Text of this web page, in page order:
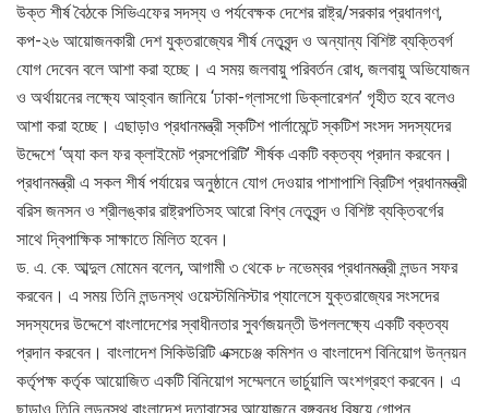
উক্ত শীর্ষ বৈঠকে সিভিএফের সদস্য ও পর্যবেক্ষক দেশের রাষ্ট্র/সরকার প্রধানগণ,
কপ-২৬ আয়োজনকারী দেশ যুক্তরাজ্যের শীর্ষ নেতৃবৃন্দ ও অন্যান্য বিশিষ্ট ব্যক্তিবর্গ
যোগ দেবেন বলে আশা করা হচ্ছে। এ সময় জলবায়ু পরিবর্তন রোধ, জলবায়ু অভিযোজন
ও অর্থায়নের লক্ষ্যে আহ্বান জানিয়ে ‘ঢাকা-গ্লাসগো ডিক্লারেশন’ গৃহীত হবে বলেও
আশা করা হচ্ছে। এছাড়াও প্রধানমন্ত্রী স্কটিশ পার্লামেন্টে স্কটিশ সংসদ সদস্যদের
উদ্দেশে ‘অ্যা কল ফর ক্লাইমেট প্রসপেরিটি’ শীর্ষক একটি বক্তব্য প্রদান করবেন।
প্রধানমন্ত্রী এ সকল শীর্ষ পর্যায়ের অনুষ্ঠানে যোগ দেওয়ার পাশাপাশি ব্রিটিশ প্রধানমন্ত্রী
বরিস জনসন ও শ্রীলঙ্কার রাষ্ট্রপতিসহ আরো বিশ্ব নেতৃবৃন্দ ও বিশিষ্ট ব্যক্তিবর্গের
সাথে দ্বিপাক্ষিক সাক্ষাতে মিলিত হবেন।
ড. এ. কে. আব্দুল মোমেন বলেন, আগামী ৩ থেকে ৮ নভেম্বর প্রধানমন্ত্রী লন্ডন সফর
করবেন। এ সময় তিনি লন্ডনস্থ ওয়েস্টমিনিস্টার প্যালেসে যুক্তরাজ্যের সংসদের
সদস্যদের উদ্দেশে বাংলাদেশের স্বাধীনতার সুবর্ণজয়ন্তী উপললক্ষ্যে একটি বক্তব্য
প্রদান করবেন। বাংলাদেশ সিকিউরিটি এক্সচেঞ্জ কমিশন ও বাংলাদেশ বিনিয়োগ উন্নয়ন
কর্তৃপক্ষ কর্তৃক আয়োজিত একটি বিনিয়োগ সম্মেলনে ভার্চুয়ালি অংশগ্রহণ করবেন। এ
ছাড়াও তিনি লন্ডনস্থ বাংলাদেশ দূতাবাসের আয়োজনে বঙ্গবন্ধু বিষয়ে গোপন